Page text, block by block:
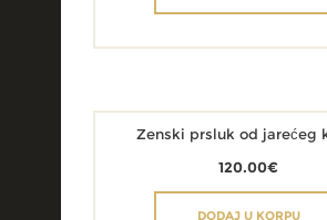
Zenski prsluk od jarećeg
120.00€
DODAJ U KORPU